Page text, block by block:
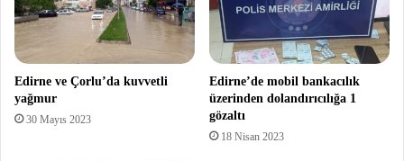
Edirne ve Çorlu’da kuvvetli
yağmur
30 Mayıs 2023
Edirne’de mobil bankacılık
üzerinden dolandırıcılığa 1
gözaltı
18 Nisan 2023